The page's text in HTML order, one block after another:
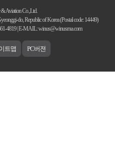
Aviation Co.,Ltd.
do, Republic of Korea (Postal code: 14449)
4819 | E-MAIL: winus@winusrna.com
트맵 PC버젼